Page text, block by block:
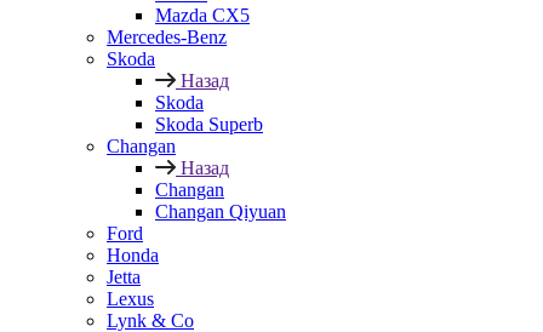
Mazda CX5
Mercedes-Benz
Skoda
Назад
Skoda
Skoda Superb
Changan
Назад
Changan
Changan Qiyuan
Ford
Honda
Jetta
Lexus
Lynk & Co